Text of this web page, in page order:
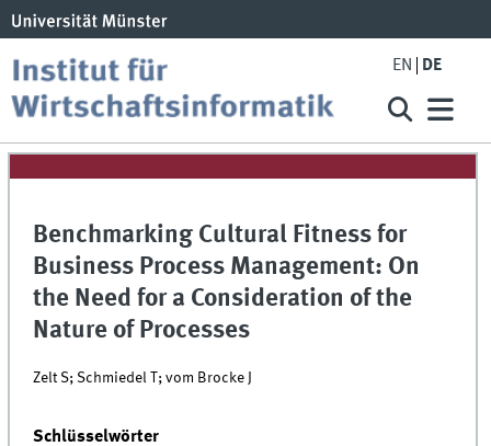
EN DE
Benchmarking Cultural Fitness for
Business Process Management: On
the Need for a Consideration of the
Nature of Processes
Zelt S; Schmiedel T; vom Brocke J
Schlüsselwörter